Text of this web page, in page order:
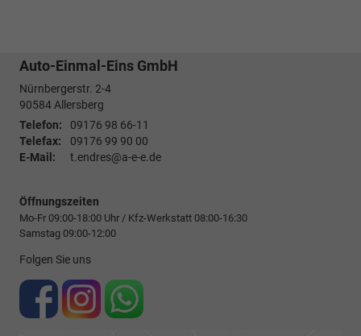
Auto-Einmal-Eins GmbH
Nürnbergerstr. 2-4
90584Allersberg
Telefon:
09176 98 66-11
Telefax:
09176 99 90 00
E-Mail:
t.endres@a-e-e.de
Öffnungszeiten
Mo-Fr 09:00-18:00 Uhr / Kfz-Werkstatt 08:00-16:30
Samstag 09:00-12:00
Folgen Sie uns